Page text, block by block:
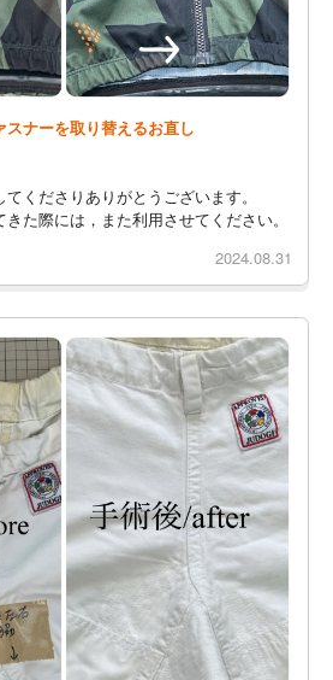
ナーを取り替えるお直し
くださりありがとうございます。
た際には，また利用させてください。
2024.08.31